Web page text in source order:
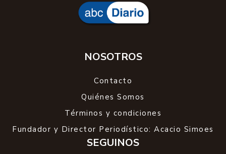
NOSOTROS
Contacto
Quiénes Somos
Términos y condiciones
Fundador y Director Periodístico: Acacio Simoes
SEGUINOS